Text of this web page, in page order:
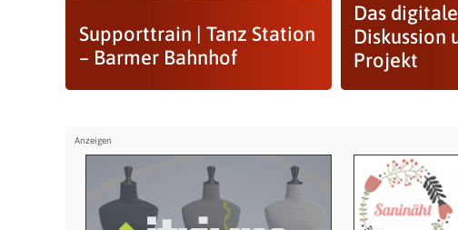
Supporttrain | Tanz Station
– Barmer Bahnhof
Das
Diskussion
Projekt